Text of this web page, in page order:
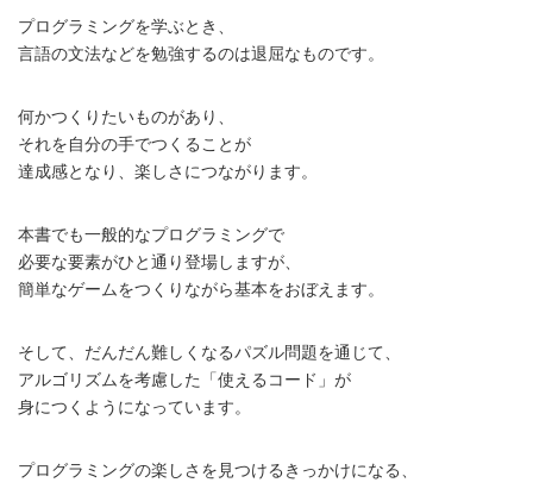
プログラミングを学ぶとき、
言語の文法などを勉強するのは退屈なものです。
何かつくりたいものがあり、
それを自分の手でつくることが
達成感となり、楽しさにつながります。
本書でも一般的なプログラミングで
必要な要素がひと通り登場しますが、
簡単なゲームをつくりながら基本をおぼえます。
そして、だんだん難しくなるパズル問題を通じて、
アルゴリズムを考慮した「使えるコード」が
身につくようになっています。
プログラミングの楽しさを見つけるきっかけになる、